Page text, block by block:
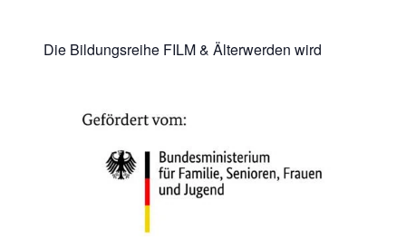
Die Bildungsreihe FILM & Älterwerden wird